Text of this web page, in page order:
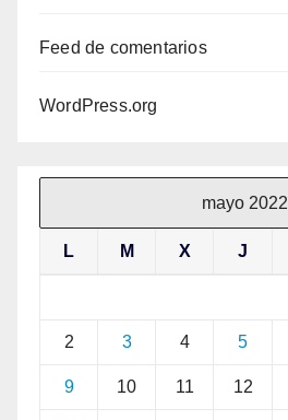
Feed de comentarios
WordPress.org
mayo 2022
L M X J
2 3 4 5
9 10 11 12